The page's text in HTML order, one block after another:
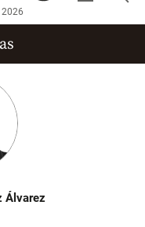
2026
Álvarez